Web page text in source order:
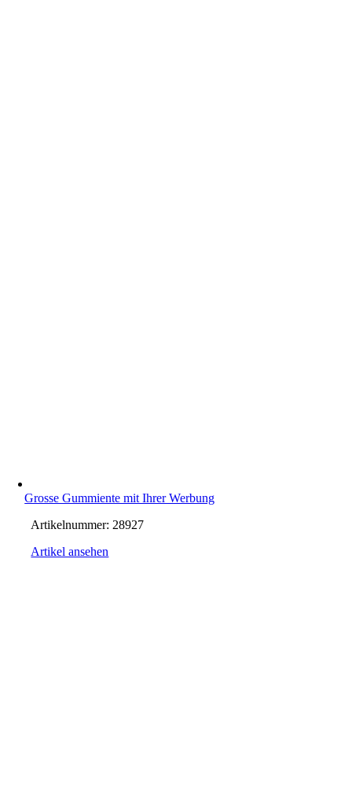
Grosse Gummiente mit Ihrer Werbung
Artikelnummer: 28927
Artikel ansehen